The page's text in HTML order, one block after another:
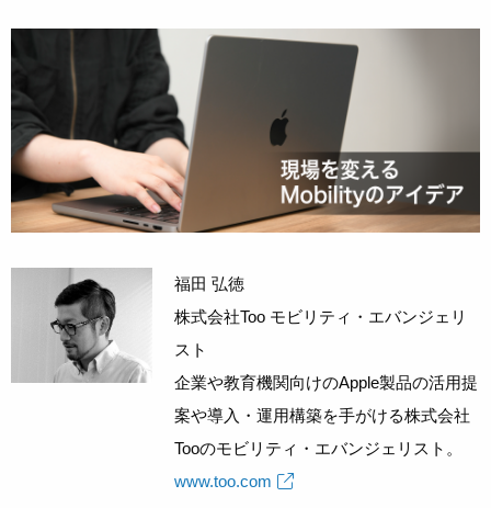
福田 弘徳
株式会社Too モビリティ・エバンジェリ
スト
企業や教育機関向けのApple製品の活用提
案や導入・運用構築を手がける株式会社
Tooのモビリティ・エバンジェリスト。
www.too.com